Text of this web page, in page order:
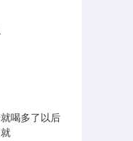
喝多了以后